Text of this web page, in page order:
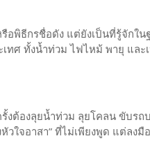
อพิธีกรชื่อดัง แต่ยังเป็นที่รู้จักใ
ทศ ทั้งน้ำท่วม ไฟไหม้ พายุ และ
ต้องลุยน้ำท่วม ลุยโคลน ขับรถ
ใจอาสา” ที่ไม่เพียงพูด แต่ลงมื